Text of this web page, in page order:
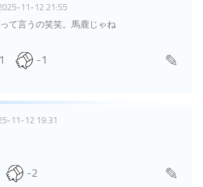
11-12 21:55
て言うの笑笑。馬鹿じゃね
-1
11-12 19:31
-2